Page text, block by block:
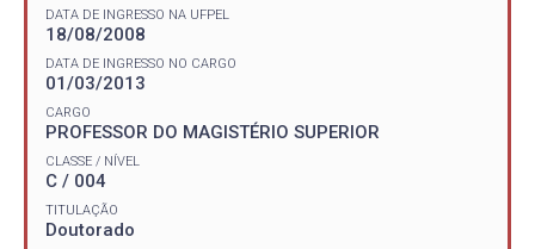
DATA DE INGRESSO NA UFPEL
18/08/2008
DATA DE INGRESSO NO CARGO
01/03/2013
CARGO
PROFESSOR DO MAGISTÉRIO SUPERIOR
CLASSE / NÍVEL
C / 004
TITULAÇÃO
Doutorado